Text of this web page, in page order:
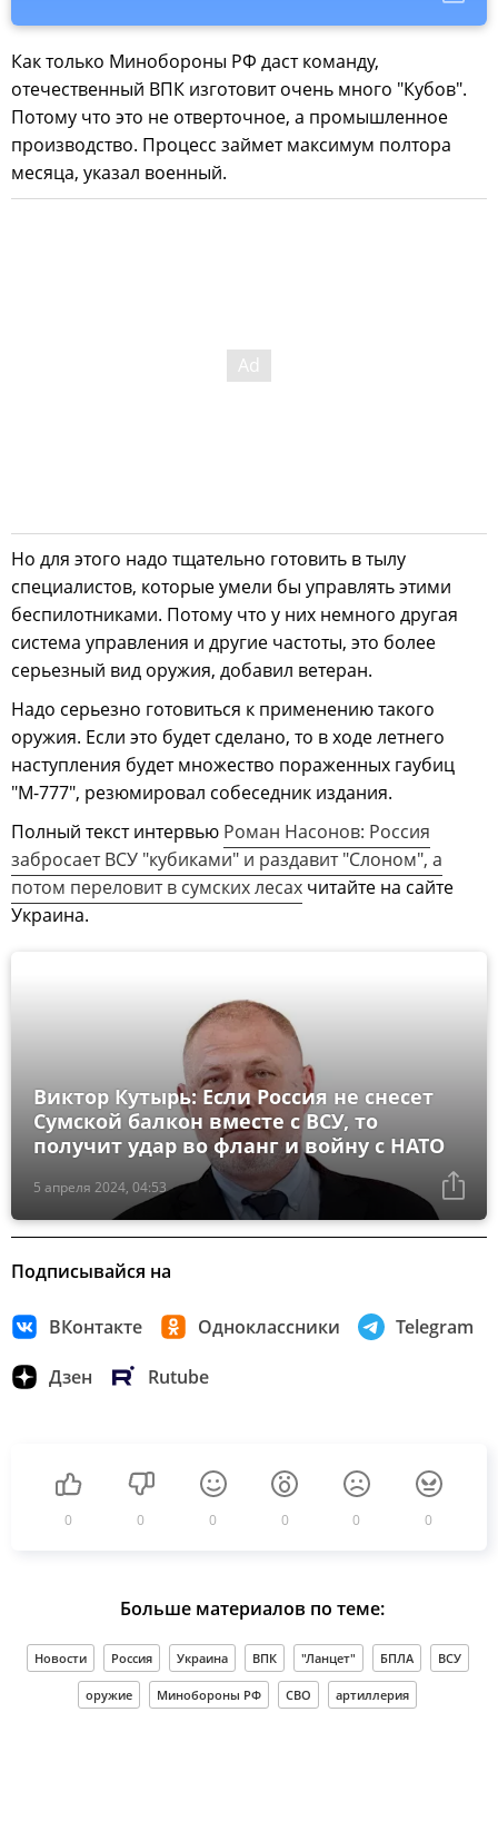
Как только Минобороны РФ даст команду,
отечественный ВПК изготовит очень много "Кубов".
Потому что это не отверточное, а промышленное
производство. Процесс займет максимум полтора
месяца, указал военный.
Но для этого надо тщательно готовить в тылу
специалистов, которые умели бы управлять этими
беспилотниками. Потому что у них немного другая
система управления и другие частоты, это более
серьезный вид оружия, добавил ветеран.
Надо серьезно готовиться к применению такого
оружия. Если это будет сделано, то в ходе летнего
наступления будет множество пораженных гаубиц
"М-777", резюмировал собеседник издания.
Полный текст интервью Роман Насонов: Россия
забросает ВСУ "кубиками" и раздавит "Слоном", а
потом переловит в сумских лесах читайте на сайте
Украина.
5 апреля 2024, 04:53
Виктор Кутырь: Если Россия не снесет
Сумской балкон вместе с ВСУ, то
получит удар во фланг и войну с НАТО
Подписывайся на
ВКонтакте Одноклассники Telegram
Дзен Rutube
0 0 0 0 0 0
Больше материалов по теме:
Новости Россия Украина ВПК "Ланцет" БПЛА ВСУ
оружие Минобороны РФ СВО артиллерия